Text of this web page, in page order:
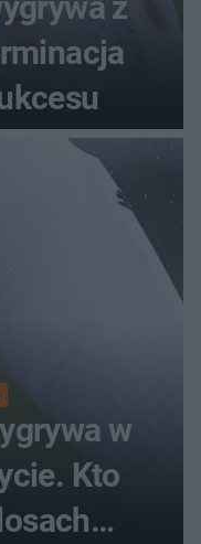
w
Kto